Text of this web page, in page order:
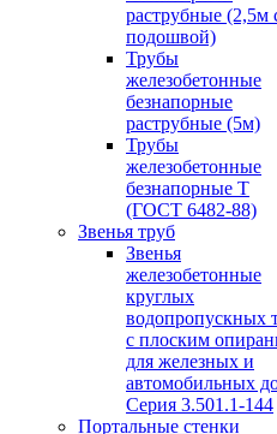
раструбные (2,5м
подошвой)
Трубы
железобетонные
безнапорные
раструбные (5м)
Трубы
железобетонные
безнапорные Т
(ГОСТ 6482-88)
Звенья труб
Звенья
железобетонные
круглых
водопропускных
с плоским
для железных и
автомобильных
Серия 3.501.1-144
Портальные стенки